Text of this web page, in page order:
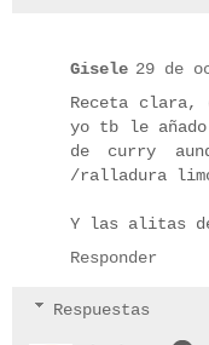
Gisele 29 de
Receta clara,
yo tb le
de curry
/ralladura
Y las alitas
Responder
Respuestas